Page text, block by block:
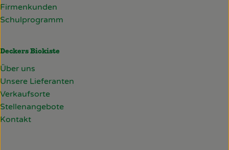
Firmenkunden
Schulprogramm
Deckers Biokiste
Über uns
Unsere Lieferanten
Verkaufsorte
Stellenangebote
Kontakt